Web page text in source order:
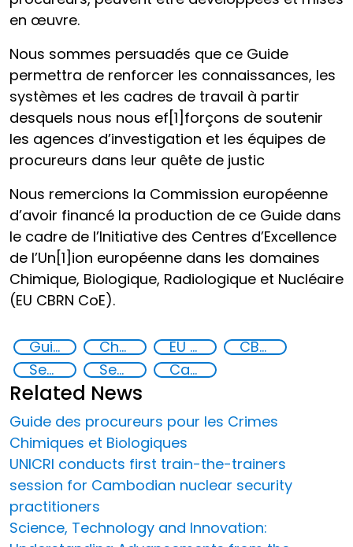
en œuvre.
Nous sommes persuadés que ce Guide
permettra de renforcer les connaissances, les
systèmes et les cadres de travail à partir
desquels nous nous ef[1]forçons de soutenir
les agences d’investigation et les équipes de
procureurs dans leur quête de justic
Nous remercions la Commission européenne
d’avoir financé la production de ce Guide dans
le cadre de l’Initiative des Centres d’Excellence
de l’Un[1]ion européenne dans les domaines
Chimique, Biologique, Radiologique et Nucléaire
(EU CBRN CoE).
Guide des procureurs pour les Crimes Chimiques et Biologiques Chemical, biological, radiological and nuclear (CBRN) material EU CBRN CoE
CBRN risk mitigation
Security Governance
Security threats Capacity-building
Related News
Guide des procureurs pour les Crimes
Chimiques et Biologiques
UNICRI conducts first train-the-trainers
session for Cambodian nuclear security
practitioners
Science, Technology and Innovation: